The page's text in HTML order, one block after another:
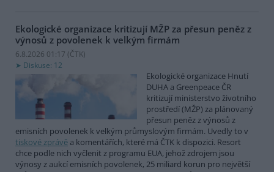
Ekologické organizace kritizují MŽP za přesun peněz z
výnosů z povolenek k velkým firmám
6.8.2026 01:17 (ČTK)
Diskuse: 12
Ekologické organizace Hnutí
DUHA a Greenpeace ČR
kritizují ministerstvo životního
prostředí (MŽP) za plánovaný
přesun peněz z výnosů z
emisních povolenek k velkým průmyslovým firmám. Uvedly to v
tiskové zprávě a komentářích, které má ČTK k dispozici. Resort
chce podle nich vyčlenit z programu EUA, jehož zdrojem jsou
výnosy z aukcí emisních povolenek, 25 miliard korun pro největší